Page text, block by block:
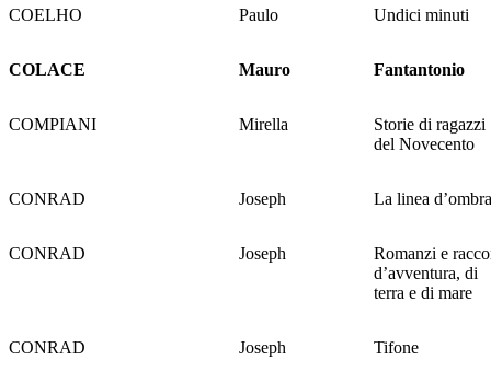
COELHO Paulo Undici minuti
COLACE Mauro Fantantonio
COMPIANI Mirella
Storie di ragazzi
del Novecento
CONRAD Joseph La linea d’ombra
CONRAD Joseph
Romanzi e
d’avventura, di
terra e di mare
CONRAD Joseph Tifone